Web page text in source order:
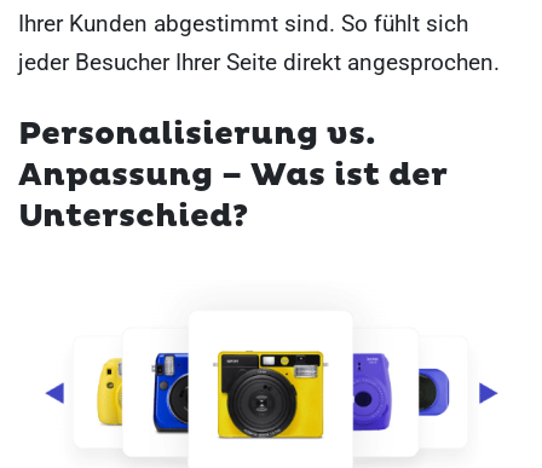
Ihrer Kunden abgestimmt sind. So fühlt sich
jeder Besucher Ihrer Seite direkt angesprochen.
Personalisierung vs.
Anpassung – Was ist der
Unterschied?